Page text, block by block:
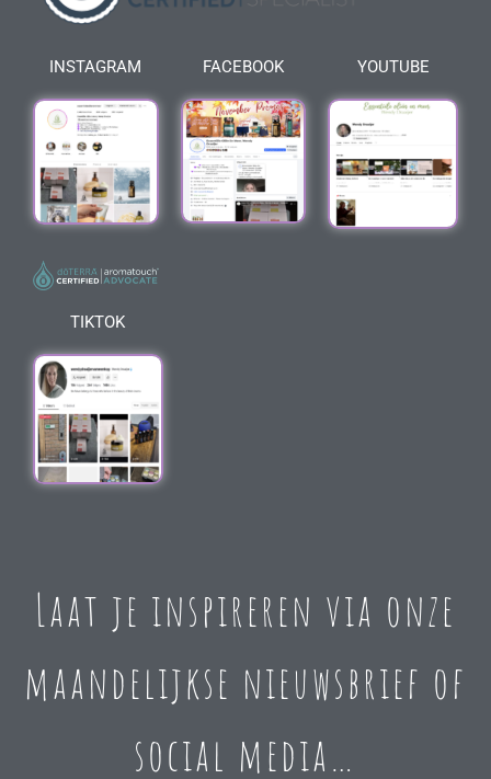
INSTAGRAM FACEBOOK YOUTUBE
TIKTOK
Laat je inspireren via onze
maandelijkse nieuwsbrief of
social media…